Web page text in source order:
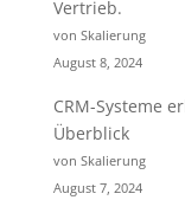
Vertrieb.
von Skalierung
August 8, 2024
CRM-Systeme
Überblick
von Skalierung
August 7, 2024